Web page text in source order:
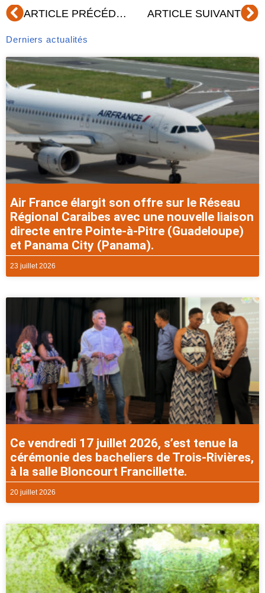
Précédent ARTICLE PRÉCÉDENT ARTICLE SUIVANT
Derniers actualités
Air France élargit son offre sur le Réseau
Régional Caraibes avec une nouvelle liaison
directe entre Pointe-à-Pitre (Guadeloupe)
et Panama City (Panama).
23 juillet 2026
Ce vendredi 17 juillet 2026, s’est tenue la
cérémonie des bacheliers de Trois-Rivières,
à la salle Bloncourt Francillette.
20 juillet 2026